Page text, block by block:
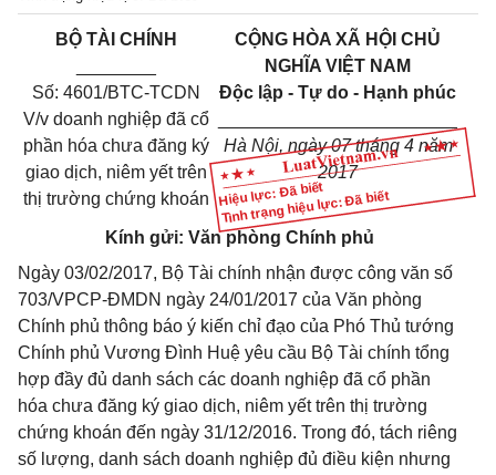
Hiệu lực: Đã biết
Tình trạng hiệu lực: Đã biết
BỘ TÀI CHÍNH
Số: 4601/BTC-TCDN
V/v doanh nghiệp đã cổ
phần hóa chưa đăng ký
giao dịch, niêm yết trên
thị trường chứng khoán
CỘNG HÒA XÃ HỘI CHỦ
NGHĨA VIỆT NAM
Độc lập - Tự do - Hạnh phúc
Hà Nội, ngày07tháng 4 năm
2017
Kính gửi: Văn phòng Chính phủ
Ngày 03/02/2017, Bộ Tài chính nhận được công văn số
703/VPCP-ĐMDN ngày 24/01/2017 của Văn phòng
Chính phủ thông báo ý kiến chỉ đạo của Phó Thủ tướng
Chính phủ Vương Đình Huệ yêu cầu Bộ Tài chính tổng
hợp đầy đủ danh sách các doanh nghiệp đã cổ phần
hóa chưa đăng ký giao dịch, niêm yết trên thị trường
chứng khoán đến ngày 31/12/2016. Trong đó, tách riêng
số lượng, danh sách doanh nghiệp đủ điều kiện nhưng